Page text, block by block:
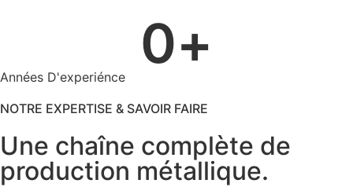
0+
Années D'experiénce
NOTRE EXPERTISE & SAVOIR FAIRE
Une chaîne complète de
production métallique.